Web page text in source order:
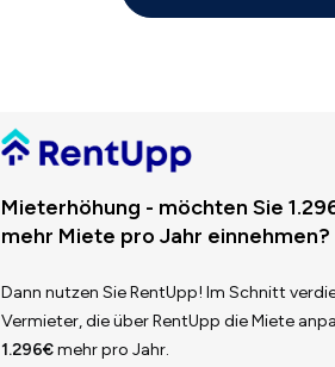
Mieterhöhung - möchten Sie
mehr Miete pro Jahr einnehmen?
Dann nutzen Sie RentUpp! Im Schnitt
Vermieter, die über RentUpp die Miete
1.296€mehr pro Jahr.